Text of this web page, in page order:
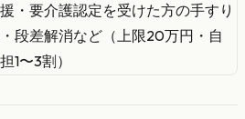
・要介護認定を受けた方の手すり
段差解消など（上限20万円・自
1〜3割）